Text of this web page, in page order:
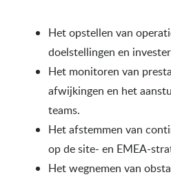
Het opstellen van
doelstellingen en
Het monitoren van
afwijkingen en het
teams.
Het afstemmen van
op de site- en EMEA-
Het wegnemen van